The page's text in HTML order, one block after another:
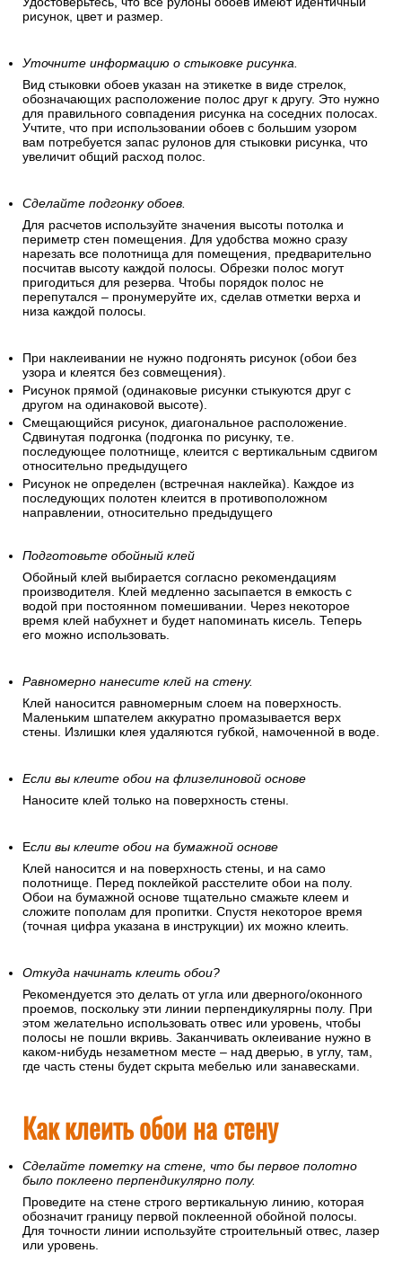
рисунок, цвет и размер.
Уточните информацию о стыковке рисунка.
Вид стыковки обоев указан на этикетке в виде стрелок,
обозначающих расположение полос друг к другу. Это нужно
для правильного совпадения рисунка на соседних полосах.
Учтите, что при использовании обоев с большим узором
вам потребуется запас рулонов для стыковки рисунка, что
увеличит общий расход полос.
Сделайте подгонку обоев.
Для расчетов используйте значения высоты потолка и
периметр стен помещения. Для удобства можно сразу
нарезать все полотнища для помещения, предварительно
посчитав высоту каждой полосы. Обрезки полос могут
пригодиться для резерва. Чтобы порядок полос не
перепутался – пронумеруйте их, сделав отметки верха и
низа каждой полосы.
При наклеивании не нужно подгонять рисунок (обои без
узора и клеятся без совмещения).
Рисунок прямой (одинаковые рисунки стыкуются друг с
другом на одинаковой высоте).
Смещающийся рисунок, диагональное расположение.
Сдвинутая подгонка (подгонка по рисунку, т.е.
последующее полотнище, клеится с вертикальным сдвигом
относительно предыдущего
Рисунок не определен (встречная наклейка). Каждое из
последующих полотен клеится в противоположном
направлении, относительно предыдущего
Подготовьте обойный клей
Обойный клей выбирается согласно рекомендациям
производителя. Клей медленно засыпается в емкость с
водой при постоянном помешивании. Через некоторое
время клей набухнет и будет напоминать кисель. Теперь
его можно использовать.
Равномерно нанесите клей на стену.
Клей наносится равномерным слоем на поверхность.
Маленьким шпателем аккуратно промазывается верх
стены. Излишки клея удаляются губкой, намоченной в воде.
Если вы клеите обои на флизелиновой основе
Наносите клей только на поверхность стены.
Если вы клеите обои на бумажной основе
Клей наносится и на поверхность стены, и на само
полотнище. Перед поклейкой расстелите обои на полу.
Обои на бумажной основе тщательно смажьте клеем и
сложите пополам для пропитки. Спустя некоторое время
(точная цифра указана в инструкции) их можно клеить.
Откуда начинать клеить обои?
Рекомендуется это делать от угла или дверного/оконного
проемов, поскольку эти линии перпендикулярны полу. При
этом желательно использовать отвес или уровень, чтобы
полосы не пошли вкривь. Заканчивать оклеивание нужно в
каком-нибудь незаметном месте – над дверью, в углу, там,
где часть стены будет скрыта мебелью или занавесками.
Как клеить обои на стену
Сделайте пометку на стене, что бы первое полотно
было поклеено перпендикулярно полу.
Проведите на стене строго вертикальную линию, которая
обозначит границу первой поклеенной обойной полосы.
Для точности линии используйте строительный отвес, лазер
или уровень.